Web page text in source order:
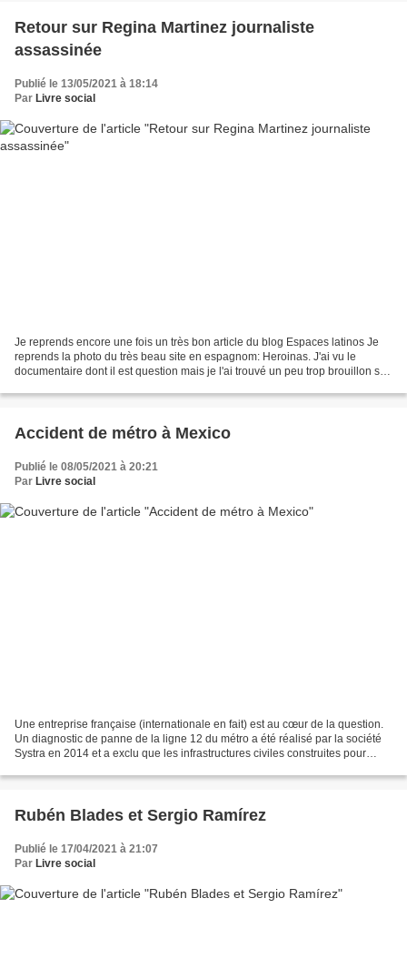
Retour sur Regina Martinez journaliste
assassinée
Publié le 13/05/2021 à 18:14
Par Livre social
Je reprends encore une fois un très bon article du blog Espaces latinos Je
reprends la photo du très beau site en espagnom: Heroinas. J'ai vu le
documentaire dont il est question mais je l'ai trouvé un peu trop brouillon sur
Accident de métro à Mexico
Publié le 08/05/2021 à 20:21
Par Livre social
Une entreprise française (internationale en fait) est au cœur de la question.
Un diagnostic de panne de la ligne 12 du métro a été réalisé par la société
Systra en 2014 et a exclu que les infrastructures civiles construites pour
Rubén Blades et Sergio Ramírez
Publié le 17/04/2021 à 21:07
Par Livre social